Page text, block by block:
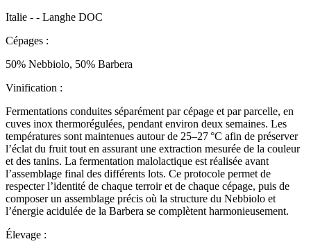
Italie - - Langhe DOC
Cépages :
50% Nebbiolo, 50% Barbera
Vinification :
Fermentations conduites séparément par cépage et par parcelle, en
cuves inox thermorégulées, pendant environ deux semaines. Les
températures sont maintenues autour de 25–27 °C afin de préserver
l’éclat du fruit tout en assurant une extraction mesurée de la couleur
et des tanins. La fermentation malolactique est réalisée avant
l’assemblage final des différents lots. Ce protocole permet de
respecter l’identité de chaque terroir et de chaque cépage, puis de
composer un assemblage précis où la structure du Nebbiolo et
l’énergie acidulée de la Barbera se complètent harmonieusement.
Élevage :